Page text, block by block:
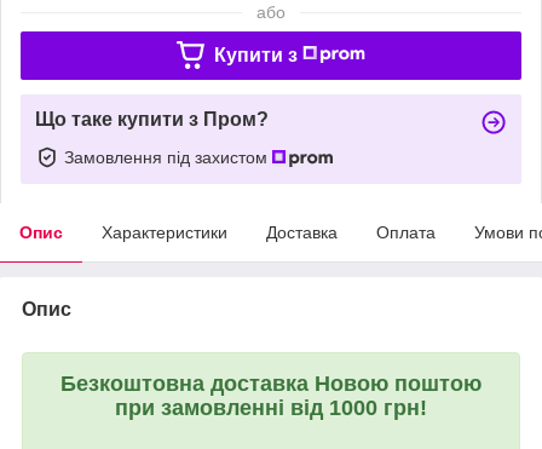
або
Купити з
Що таке купити з Пром?
Замовлення під захистом
Опис Характеристики Доставка Оплата Умови
Опис
Безкоштовна доставка Новою поштою
при замовленні від 1000 грн!